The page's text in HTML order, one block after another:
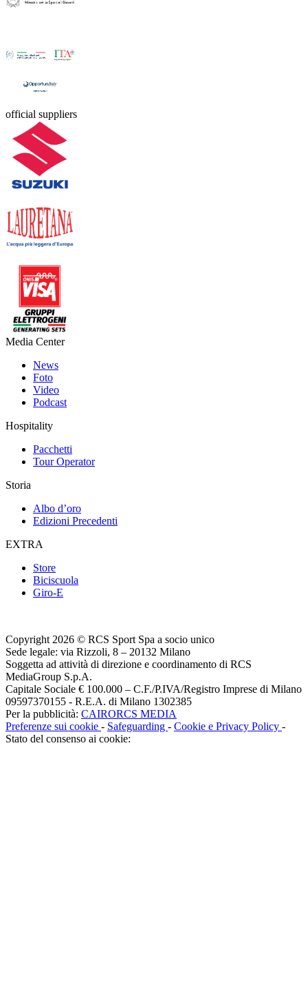
official suppliers
Media Center
News
Foto
Video
Podcast
Hospitality
Pacchetti
Tour Operator
Storia
Albo d’oro
Edizioni Precedenti
EXTRA
Store
Biciscuola
Giro-E
Copyright 2026 © RCS Sport Spa a socio unico
Sede legale: via Rizzoli, 8 – 20132 Milano
Soggetta ad attività di direzione e coordinamento di RCS
MediaGroup S.p.A.
Capitale Sociale € 100.000 – C.F./P.IVA/Registro Imprese di Milano
09597370155 - R.E.A. di Milano 1302385
Per la pubblicità: CAIRORCS MEDIA
Preferenze sui cookie - Safeguarding - Cookie e Privacy Policy -
Stato del consenso ai cookie: